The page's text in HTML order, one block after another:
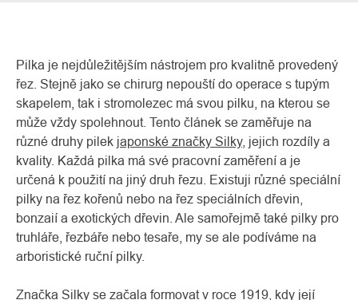
O
Pilka je nejdůležitějším nástrojem pro kvalitně provedený
řez. Stejně jako se chirurg nepouští do operace s tupým
skapelem, tak i stromolezec má svou pilku, na kterou se
může vždy spolehnout. Tento článek se zaměřuje na
různé druhy pilek japonské značky Silky, jejich rozdíly a
kvality. Každá pilka má své pracovní zaměření a je
určená k použití na jiný druh řezu. Existuji různé speciální
pilky na řez kořenů nebo na řez speciálních dřevin,
bonzaií a exotických dřevin. Ale samořejmě také pilky pro
truhláře, řezbáře nebo tesaře, my se ale podíváme na
arboristické ruční pilky.
Značka Silky se začala formovat v roce 1919, kdy její